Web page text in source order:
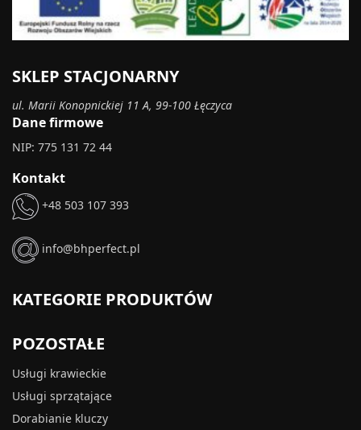
SKLEP STACJONARNY
ul. Marii Konopnickiej 11 A, 99-100 Łęczyca
Dane firmowe
NIP: 775 131 72 44
Kontakt
+48 503 107 393
info@bhperfect.pl
KATEGORIE PRODUKTÓW
POZOSTAŁE
Usługi krawieckie
Usługi sprzątające
Dorabianie kluczy